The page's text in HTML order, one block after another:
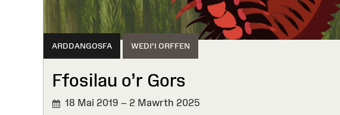
ARDDANGOSFA WEDI'I ORFFEN
Ffosilau o’r Gors
18 Mai 2019 – 2 Mawrth 2025
WEDI'I